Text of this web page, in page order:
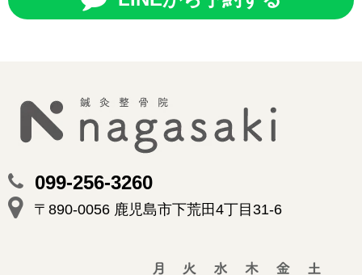
099-256-3260
〒890-0056 鹿児島市下荒田4丁目31-6